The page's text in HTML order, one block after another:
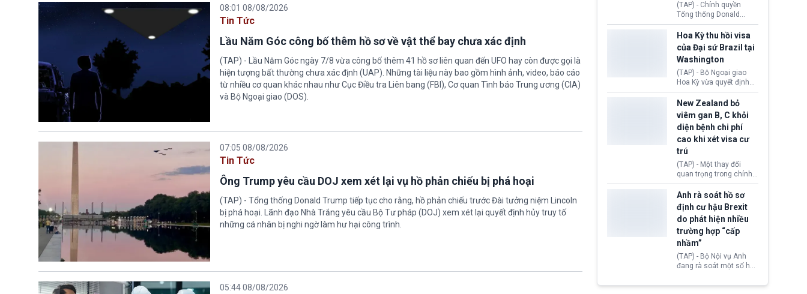
08:01 08/08/2026
Tin Tức
Lầu Năm Góc công bố thêm hồ sơ về vật thể bay chưa xác định
(TAP) - Lầu Năm Góc ngày 7/8 vừa công bố thêm 41 hồ sơ liên quan đến UFO hay còn được gọi là
hiện tượng bất thường chưa xác định (UAP). Những tài liệu này bao gồm hình ảnh, video, báo cáo
từ nhiều cơ quan khác nhau như Cục Điều tra Liên bang (FBI), Cơ quan Tình báo Trung ương (CIA)
và Bộ Ngoại giao (DOS).
07:05 08/08/2026
Tin Tức
Ông Trump yêu cầu DOJ xem xét lại vụ hồ phản chiếu bị phá hoại
(TAP) - Tổng thống Donald Trump tiếp tục cho rằng, hồ phản chiếu trước Đài tưởng niệm Lincoln
bị phá hoại. Lãnh đạo Nhà Trắng yêu cầu Bộ Tư pháp (DOJ) xem xét lại quyết định hủy truy tố
những cá nhân bị nghi ngờ làm hư hại công trình.
05:44 08/08/2026
(TAP) - Chính quyền
Tổng thống Donald
Trump đã hoàn trả
khoảng 100 tỷ USD thuế
quan từng thu theo Đạo
luật Quyền hạn Kinh tế
Khẩn cấp Quốc tế
(IEEPA). Động thái này
diễn ra sau phán quyết
hồi tháng 2 bởi Tòa án
Tối cao Hoa Kỳ
(SCOTUS) khi tuyên bố,
việc áp thuế diện rộng là
hoàn toàn bất hợp pháp.
Hoa Kỳ thu hồi visa
của Đại sứ Brazil tại
Washington
(TAP) - Bộ Ngoại giao
Hoa Kỳ vừa quyết định
thu hồi thị thực (visa)
của bà Maria Luiza
Ribeiro Viotti - Đại sứ
Brazil tại Washington.
Động thái trên diễn ra
trong bối cảnh tranh
chấp ngoại giao giữa
chính quyền Tổng thống
Donald Trump và chính
phủ cánh tả Tổng thống
da Silva đang leo thang
gay gắt.
New Zealand bỏ
viêm gan B, C khỏi
diện bệnh chi phí
cao khi xét visa cư
trú
(TAP) - Một thay đổi
quan trọng trong chính
sách nhập cư của New
Zealand đang mở ra
thêm cơ hội cho nhiều
người muốn định cư. Từ
nay, người mắc viêm
gan B hoặc viêm gan C
sẽ không còn bị mặc
định không đáp ứng tiêu
chuẩn sức khỏe chỉ vì
chi phí điều trị khi nộp hồ
Anh rà soát hồ sơ
định cư hậu Brexit
do phát hiện nhiều
trường hợp “cấp
nhầm”
(TAP) - Bộ Nội vụ Anh
đang rà soát một số hồ
Định cư EU (EU